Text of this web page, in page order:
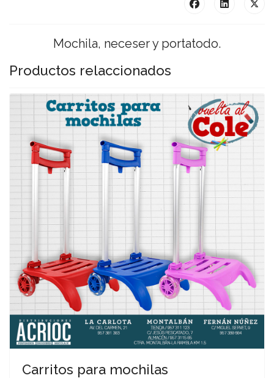
Mochila, neceser y portatodo.
Productos relaccionados
Carritos para mochilas